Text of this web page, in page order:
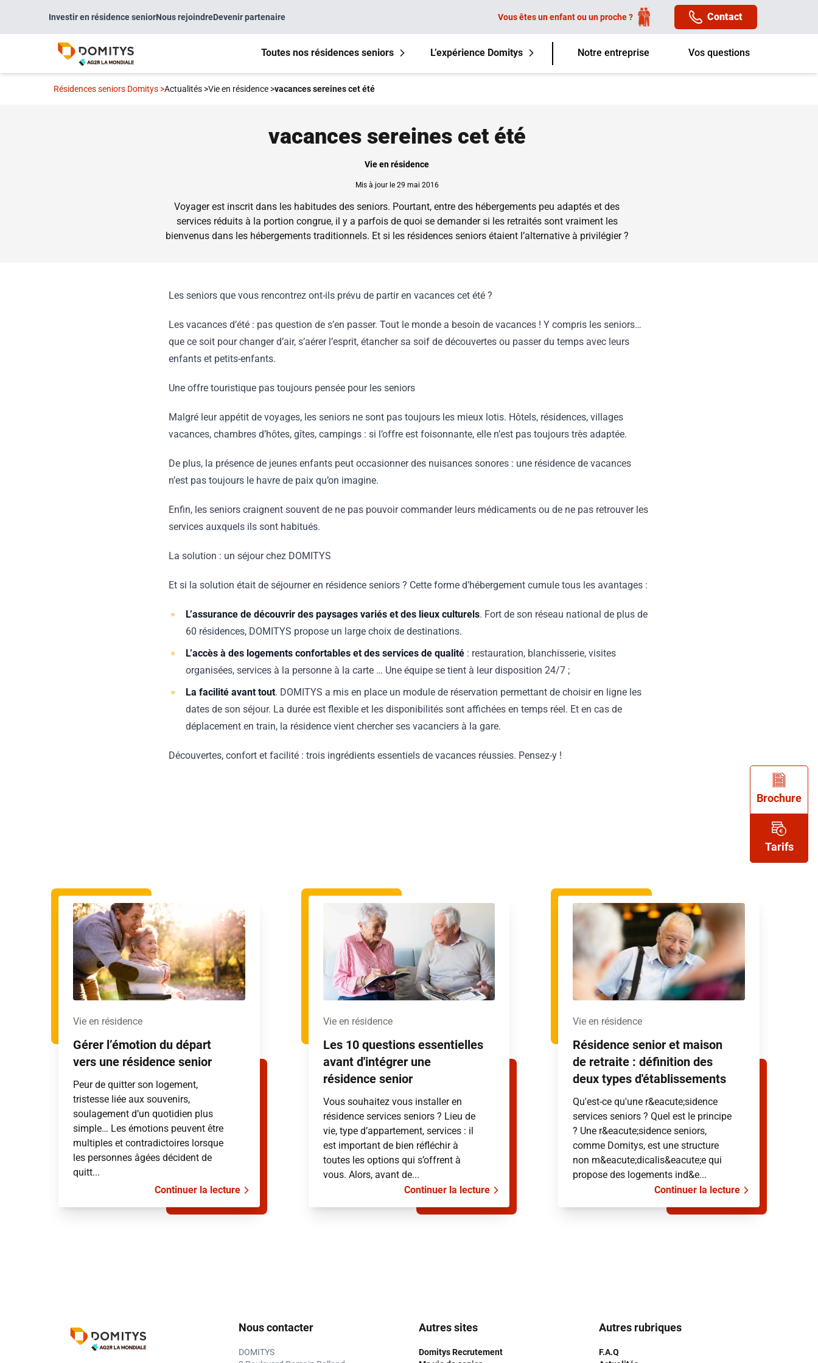
Investir en résidence seniorNous rejoindreDevenir partenaire Vous êtes un enfant ou un proche ? Contact
Toutes nos résidences seniors L’expérience Domitys Notre entreprise Vos questions
Résidences seniors Domitys >Actualités >Vie en résidence >vacances sereines cet été
vacances sereines cet été
Vie en résidence
Mis à jour le 29 mai 2016
Voyager est inscrit dans les habitudes des seniors. Pourtant, entre des hébergements peu adaptés et des
services réduits à la portion congrue, il y a parfois de quoi se demander si les retraités sont vraiment les
bienvenus dans les hébergements traditionnels. Et si les résidences seniors étaient l’alternative à privilégier ?
Les seniors que vous rencontrez ont-ils prévu de partir en vacances cet été ?
Les vacances d’été : pas question de s’en passer. Tout le monde a besoin de vacances ! Y compris les seniors…
que ce soit pour changer d’air, s’aérer l’esprit, étancher sa soif de découvertes ou passer du temps avec leurs
enfants et petits-enfants.
Une offre touristique pas toujours pensée pour les seniors
Malgré leur appétit de voyages, les seniors ne sont pas toujours les mieux lotis. Hôtels, résidences, villages
vacances, chambres d’hôtes, gîtes, campings : si l’offre est foisonnante, elle n’est pas toujours très adaptée.
De plus, la présence de jeunes enfants peut occasionner des nuisances sonores : une résidence de vacances
n’est pas toujours le havre de paix qu’on imagine.
Enfin, les seniors craignent souvent de ne pas pouvoir commander leurs médicaments ou de ne pas retrouver les
services auxquels ils sont habitués.
La solution : un séjour chez DOMITYS
Et si la solution était de séjourner en résidence seniors ? Cette forme d’hébergement cumule tous les avantages :
L’assurance de découvrir des paysages variés et des lieux culturels. Fort de son réseau national de plus de
60 résidences, DOMITYS propose un large choix de destinations.
L’accès à des logements confortables et des services de qualité : restauration, blanchisserie, visites
organisées, services à la personne à la carte … Une équipe se tient à leur disposition 24/7 ;
La facilité avant tout. DOMITYS a mis en place un module de réservation permettant de choisir en ligne les
dates de son séjour. La durée est flexible et les disponibilités sont affichées en temps réel. Et en cas de
déplacement en train, la résidence vient chercher ses vacanciers à la gare.
Découvertes, confort et facilité : trois ingrédients essentiels de vacances réussies. Pensez-y !
Vie en résidence
Gérer l’émotion du départ
vers une résidence senior
Peur de quitter son logement,
tristesse liée aux souvenirs,
soulagement d’un quotidien plus
simple… Les émotions peuvent être
multiples et contradictoires lorsque
les personnes âgées décident de
quitt...
Continuer la lecture
Vie en résidence
Les 10 questions essentielles
avant d'intégrer une
résidence senior
Vous souhaitez vous installer en
résidence services seniors ? Lieu de
vie, type d’appartement, services : il
est important de bien réfléchir à
toutes les options qui s’offrent à
vous. Alors, avant de...
Continuer la lecture
Vie en résidence
Résidence senior et maison
de retraite : définition des
deux types d'établissements
Qu'est-ce qu'une r&eacute;sidence
services seniors ? Quel est le principe
? Une r&eacute;sidence seniors,
comme Domitys, est une structure
non m&eacute;dicalis&eacute;e qui
propose des logements ind&e...
Continuer la lecture
Nous contacter
DOMITYS
Autres sites
Domitys Recrutement
Autres rubriques
F.A.Q
Brochure
Tarifs